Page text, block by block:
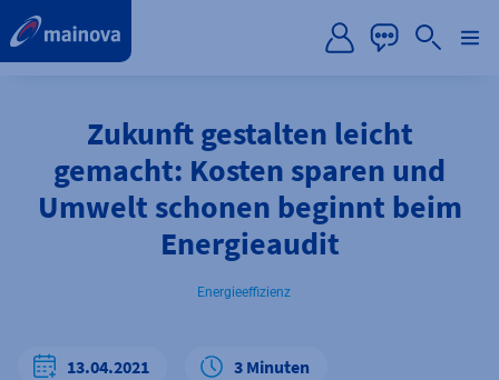
Zukunft gestalten leicht
gemacht: Kosten sparen und
Umwelt schonen beginnt beim
Energieaudit
Energieeffizienz
13.04.2021 3 Minuten